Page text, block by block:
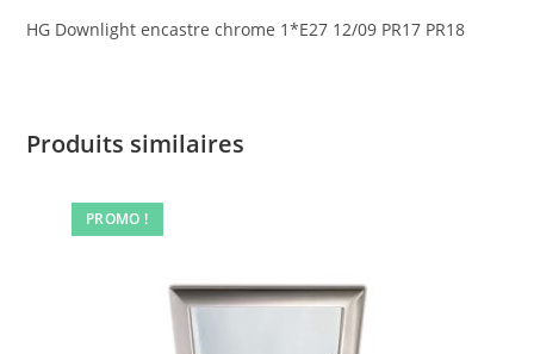
HG Downlight encastre chrome 1*E27 12/09 PR17 PR18
Produits similaires
PROMO !